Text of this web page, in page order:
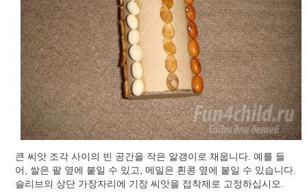
큰 씨앗 조각 사이의 빈 공간을 작은 알갱이로 채웁니다. 예를 들
어, 쌀은 팥 옆에 붙일 수 있고, 메밀은 흰콩 옆에 붙일 수 있습니다.
슬리브의 상단 가장자리에 기장 씨앗을 접착제로 고정하십시오.